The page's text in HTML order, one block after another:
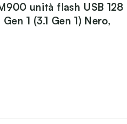
unità flash USB 128
1 (3.1 Gen 1) Nero,